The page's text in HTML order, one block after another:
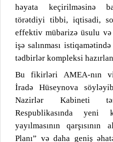
həyata keçirilməsinə
törətdiyi tibbi, iqtisadi,
effektiv mübarizə üsulu və
işə salınması
tədbirlər kompleksi
Bu fikirləri AMEA-nın
İradə Hüseynova
Nazirlər Kabineti
Respublikasında yeni
yayılmasının
Planı” və daha geniş